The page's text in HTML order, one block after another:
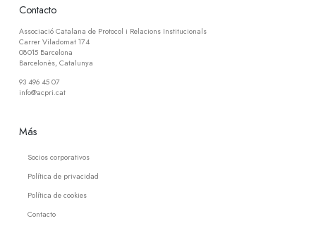
Contacto
Associació Catalana de Protocol i Relacions Institucionals
Carrer Viladomat 174
08015 Barcelona
Barcelonès, Catalunya
93 496 45 07
info@acpri.cat
Más
Socios corporativos
Política de privacidad
Política de cookies
Contacto